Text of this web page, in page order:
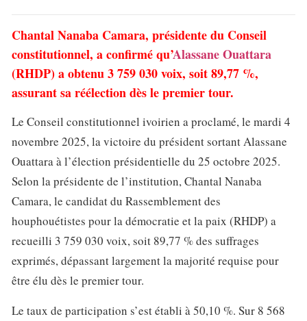
Chantal Nanaba Camara, présidente du Conseil
constitutionnel, a confirmé qu’Alassane Ouattara
(RHDP) a obtenu 3 759 030 voix, soit 89,77 %,
assurant sa réélection dès le premier tour.
Le Conseil constitutionnel ivoirien a proclamé, le mardi 4
novembre 2025, la victoire du président sortant Alassane
Ouattara à l’élection présidentielle du 25 octobre 2025.
Selon la présidente de l’institution, Chantal Nanaba
Camara, le candidat du Rassemblement des
houphouétistes pour la démocratie et la paix (RHDP) a
recueilli 3 759 030 voix, soit 89,77 % des suffrages
exprimés, dépassant largement la majorité requise pour
être élu dès le premier tour.
Le taux de participation s’est établi à 50,10 %. Sur 8 568